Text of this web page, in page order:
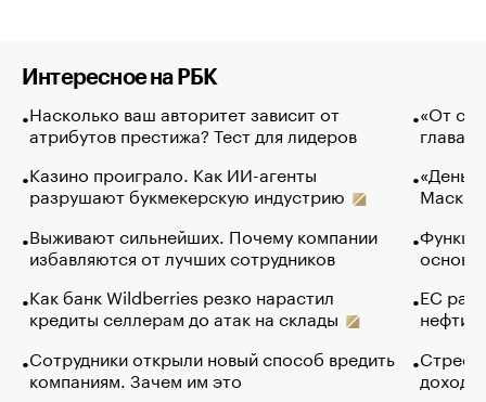
Интересное на РБК
Насколько ваш авторитет зависит от
атрибутов престижа? Тест для лидеров
Казино проиграло. Как ИИ-агенты
разрушают букмекерскую индустрию
Выживают сильнейших. Почему компании
избавляются от лучших сотрудников
Как банк Wildberries резко нарастил
кредиты селлерам до атак на склады
Сотрудники открыли новый способ вредить
компаниям. Зачем им это
«От
глава
Маск в
основ
ЕС
нефти